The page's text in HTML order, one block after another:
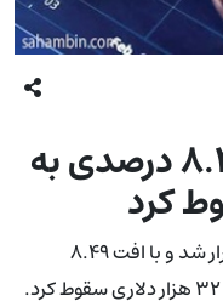
بیت‌کوین با کاهش ۸.۴۹ درصدی به
روند نزولی ارزش بیت‌کوین امروز هم تکرار شد و با افت ۸.۴۹